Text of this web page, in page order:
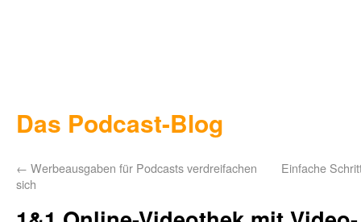
Das Podcast-Blog
← Werbeausgaben für Podcasts verdreifachen
sich
Einfache